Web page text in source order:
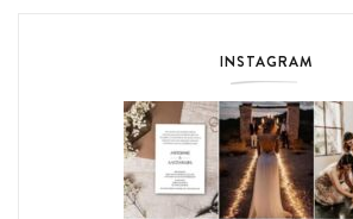
INSTAGRAM